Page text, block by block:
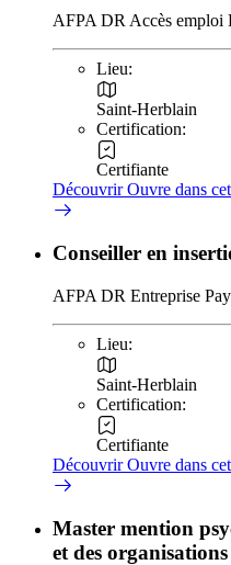
AFPA DR Accès emploi
Lieu:
Saint-Herblain
Certification:
Certifiante
DécouvrirOuvre dans
Conseiller en
AFPA DR Entreprise
Lieu:
Saint-Herblain
Certification:
Certifiante
DécouvrirOuvre dans
Master mention
et des organisations